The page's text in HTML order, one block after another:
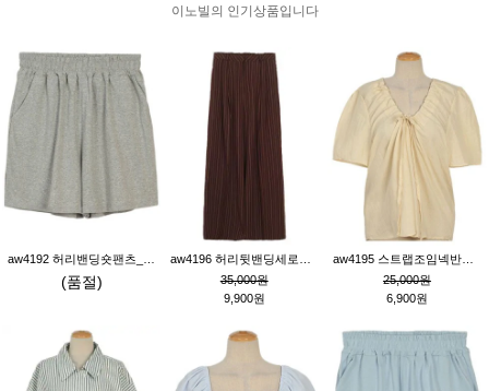
이노빌의 인기상품입니다
(품절)
35,000원
9,900원
25,000원
6,900원